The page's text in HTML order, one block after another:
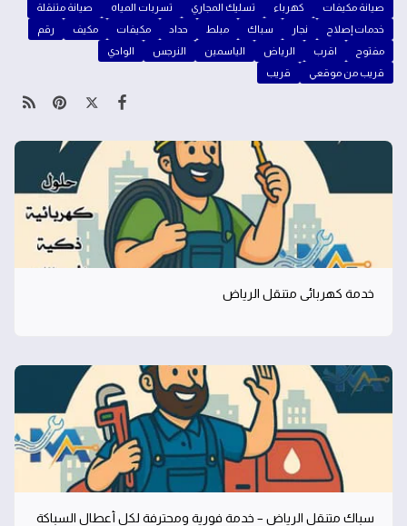
صيانة مكيفات
كهرباء تسليك المجاري تسربات المياه
صيانة متنقلة
خدمات إصلاح
نجار سباك مبلط حداد مكيفات مكيف
رقم
مفتوح
اقرب الرياض الياسمين النرجس
الوادي
قريب من موقعي
قريب
خدمة كهربائي متنقل الرياض
سباك متنقل الرياض – خدمة فورية ومحترفة لكل أعطال السباكة